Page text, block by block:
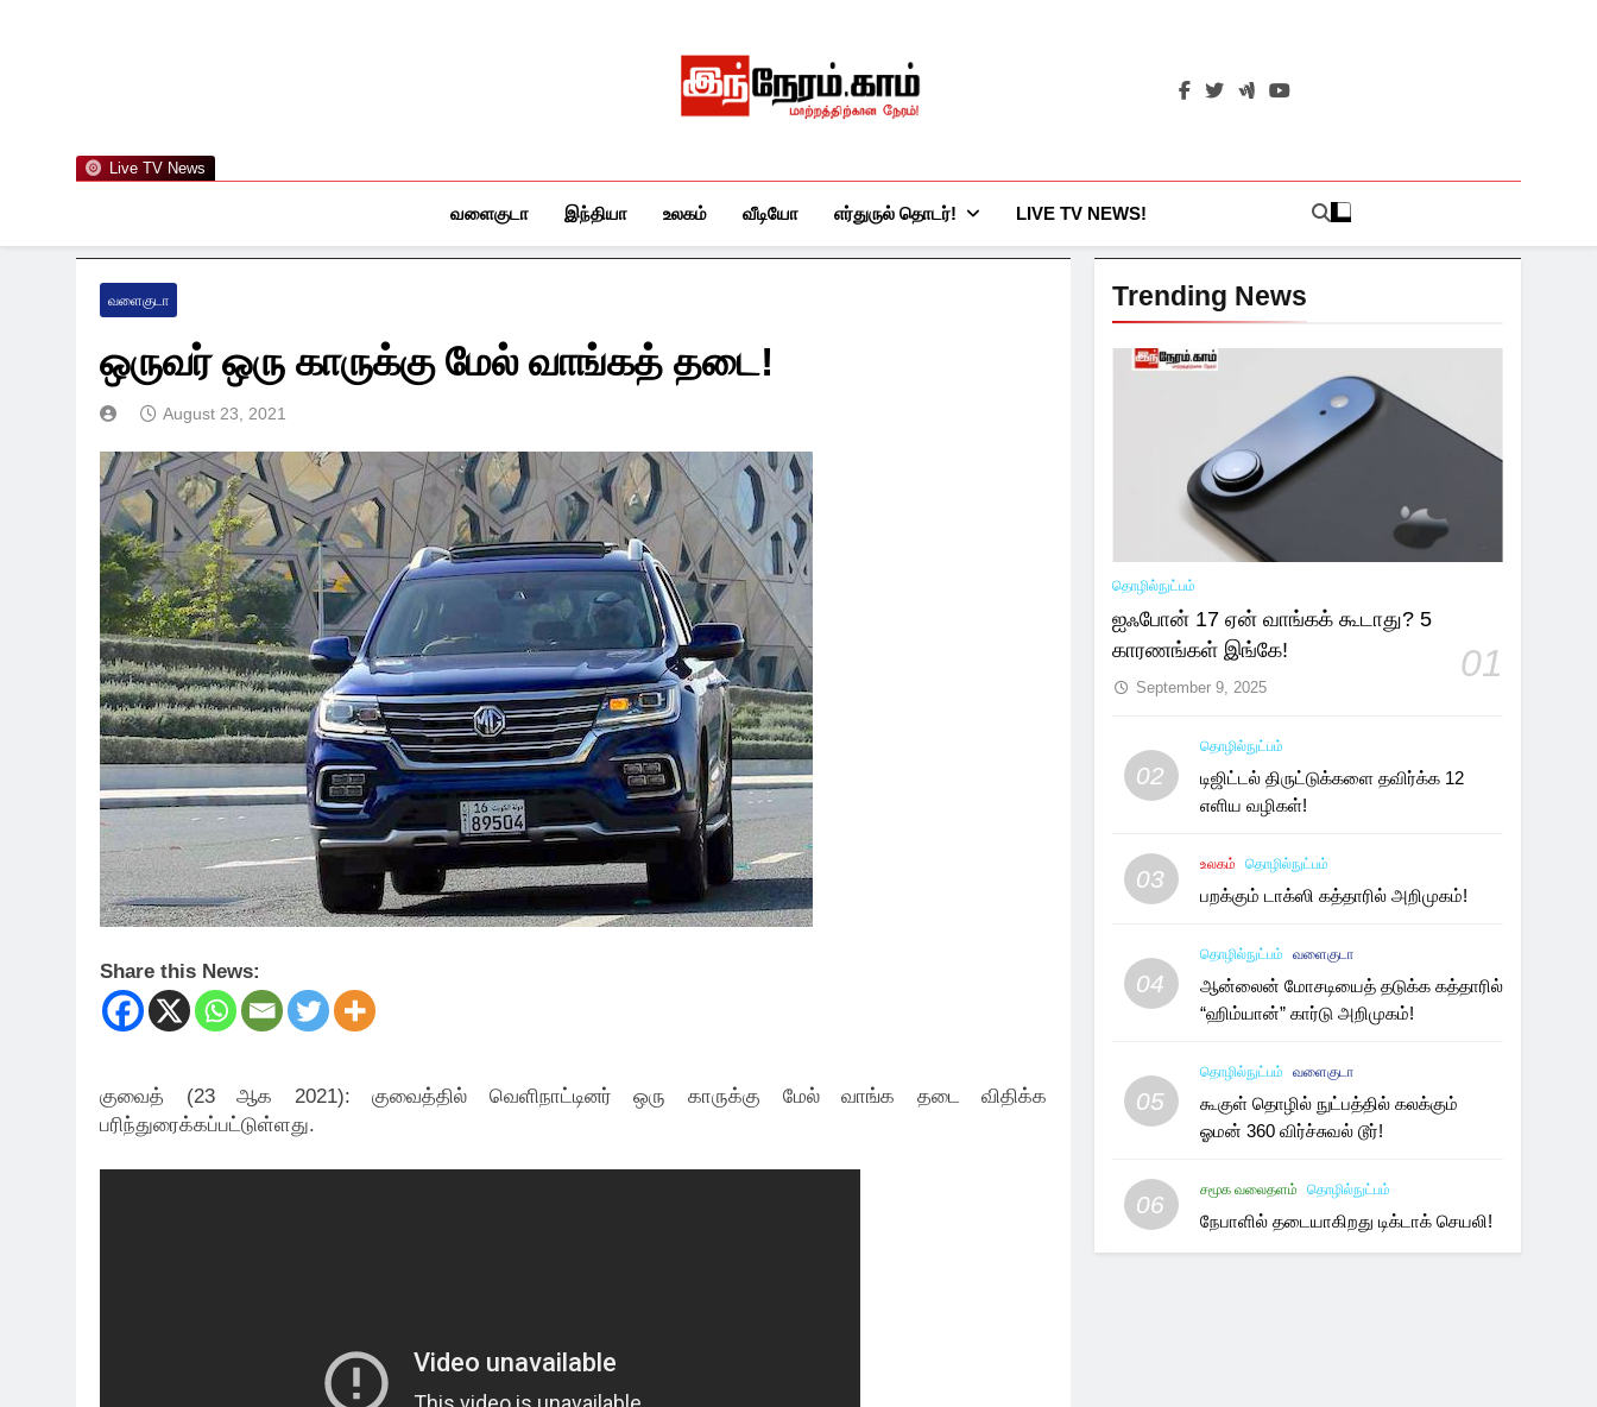
Live TV News இந்நேரம்.காம்
வளைகுடா இந்தியா உலகம் வீடியோ எர்துருல் தொடர்! LIVE TV NEWS!
வளைகுடா
ஒருவர் ஒரு காருக்கு மேல் வாங்கத் தடை!
August 23, 2021
Share this News:
குவைத் (23 ஆக 2021): குவைத்தில் வெளிநாட்டினர் ஒரு காருக்கு மேல் வாங்க தடை விதிக்க
பரிந்துரைக்கப்பட்டுள்ளது.
Trending News
தொழில்நுட்பம்
ஐஃபோன் 17 ஏன் வாங்கக் கூடாது? 5
காரணங்கள் இங்கே!
01
September 9, 2025
02
தொழில்நுட்பம்
டிஜிட்டல் திருட்டுக்களை தவிர்க்க 12
எளிய வழிகள்!
03
உலகம் தொழில்நுட்பம்
பறக்கும் டாக்ஸி கத்தாரில் அறிமுகம்!
04
தொழில்நுட்பம் வளைகுடா
ஆன்லைன் மோசடியைத் தடுக்க கத்தாரில்
“ஹிம்யான்” கார்டு அறிமுகம்!
05
தொழில்நுட்பம் வளைகுடா
கூகுள் தொழில் நுட்பத்தில் கலக்கும்
ஓமன் 360 விர்ச்சுவல் டூர்!
06
சமூக வலைதளம் தொழில்நுட்பம்
நேபாளில் தடையாகிறது டிக்டாக் செயலி!